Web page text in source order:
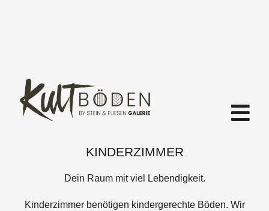
KINDERZIMMER
Dein Raum mit viel Lebendigkeit.
Kinderzimmer benötigen kindergerechte Böden. Wir